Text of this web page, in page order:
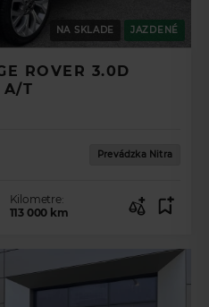
NA SKLADE JAZDENÉ
ROVER 3.0D
A/T
Prevádzka Nitra
Kilometre:
113 000 km